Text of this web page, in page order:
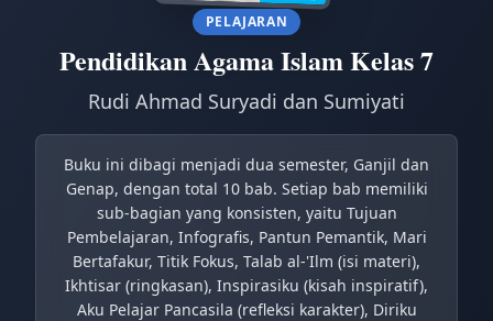
PELAJARAN
Pendidikan Agama Islam Kelas 7
Rudi Ahmad Suryadi dan Sumiyati
Buku ini dibagi menjadi dua semester, Ganjil dan
Genap, dengan total 10 bab. Setiap bab memiliki
sub-bagian yang konsisten, yaitu Tujuan
Pembelajaran, Infografis, Pantun Pemantik, Mari
Bertafakur, Titik Fokus, Talab al-'Ilm (isi materi),
Ikhtisar (ringkasan), Inspirasiku (kisah inspiratif),
Aku Pelajar Pancasila (refleksi karakter), Diriku